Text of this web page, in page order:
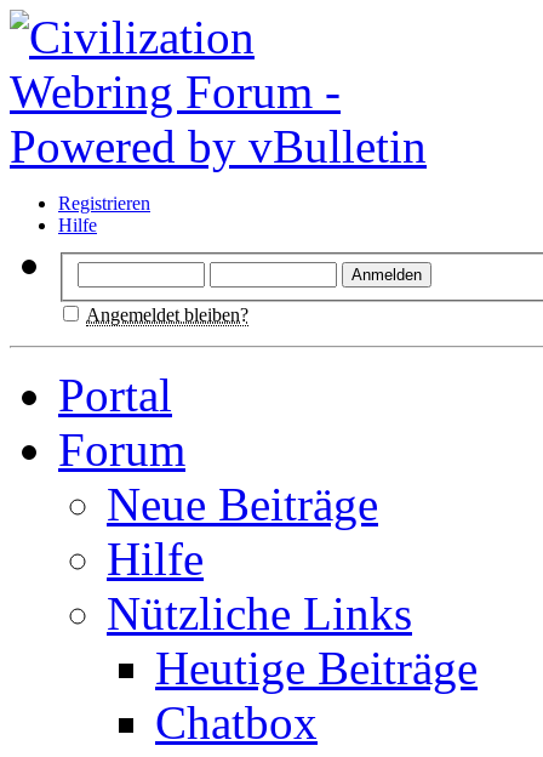
Registrieren
Hilfe
Angemeldet bleiben?
Portal
Forum
Neue Beiträge
Hilfe
Nützliche Links
Heutige Beiträge
Chatbox